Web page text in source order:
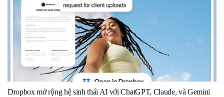
Dropbox mở rộng hệ sinh thái AI với ChatGPT, Claude, và Gemini